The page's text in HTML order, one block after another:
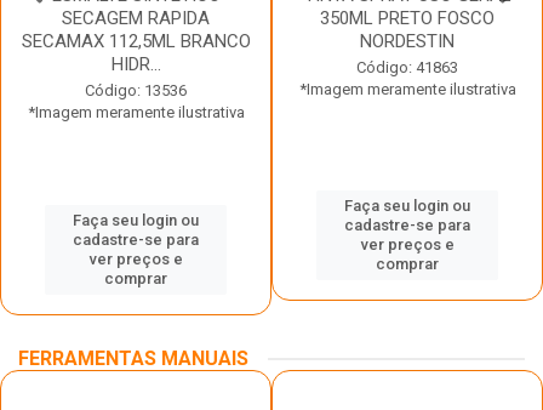
SECAGEM RAPIDA
SECAMAX 112,5ML BRANCO
HIDR...
Código: 13536
*Imagem meramente ilustrativa
Faça seu login ou
cadastre-se para
ver preços e
comprar
350ML PRETO FOSCO
NORDESTIN
Código: 41863
*Imagem meramente ilustrativa
Faça seu login ou
cadastre-se para
ver preços e
comprar
FERRAMENTAS MANUAIS